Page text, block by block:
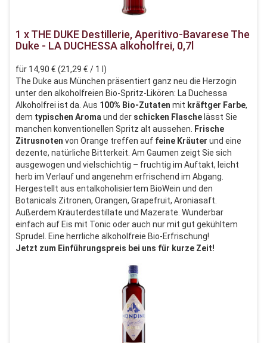
1 x THE DUKE Destillerie, Aperitivo-Bavarese The
Duke - LA DUCHESSA alkoholfrei, 0,7l
für 14,90 € (21,29 € / 1 l)
The Duke aus München präsentiert ganz neu die Herzogin
unter den alkoholfreien Bio-Spritz-Likören: La Duchessa
Alkoholfrei ist da. Aus 100% Bio-Zutaten mit kräftger Farbe,
dem typischen Aroma und der schicken Flasche lässt Sie
manchen konventionellen Spritz alt aussehen.
Frische
Zitrusnoten von Orange treffen auf feine Kräuter und eine
dezente, natürliche Bitterkeit. Am Gaumen zeigt Sie sich
ausgewogen und vielschichtig – fruchtig im Auftakt, leicht
herb im Verlauf und angenehm erfrischend im Abgang.
Hergestellt aus entalkoholisiertem BioWein und den
Botanicals Zitronen, Orangen, Grapefruit, Aroniasaft.
Außerdem Kräuterdestillate und Mazerate. Wunderbar
einfach auf Eis mit Tonic oder auch nur mit gut gekühltem
Sprudel. Eine herrliche alkoholfreie Bio-Erfrischung!
Jetzt zum Einführungspreis bei uns für kurze Zeit!